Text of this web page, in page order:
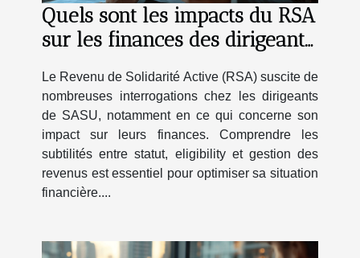
Quels sont les impacts du RSA
sur les finances des dirigeants
Le Revenu de Solidarité Active (RSA) suscite de
nombreuses interrogations chez les dirigeants
de SASU, notamment en ce qui concerne son
impact sur leurs finances. Comprendre les
subtilités entre statut, eligibility et gestion des
revenus est essentiel pour optimiser sa situation
financière....